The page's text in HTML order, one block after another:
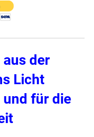
der
Licht
und für die